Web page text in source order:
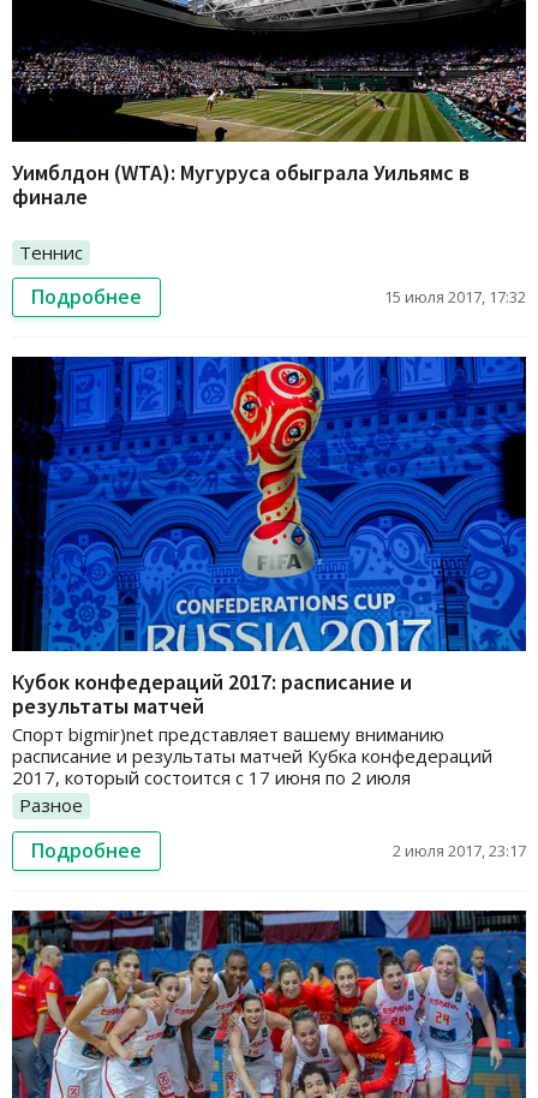
Уимблдон (WTA): Мугуруса обыграла Уильямс в
финале
Теннис
Подробнее 15 июля 2017, 17:32
Кубок конфедераций 2017: расписание и
результаты матчей
Спорт bigmir)net представляет вашему вниманию
расписание и результаты матчей Кубка конфедераций
2017, который состоится с 17 июня по 2 июля
Разное
Подробнее 2 июля 2017, 23:17